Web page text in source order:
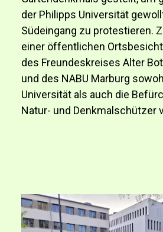
der Philipps Universität
Südeingang zu protestieren.
einer öffentlichen
des Freundeskreises Alter
und des NABU Marburg
Universität als auch die
Natur- und Denkmalschützer